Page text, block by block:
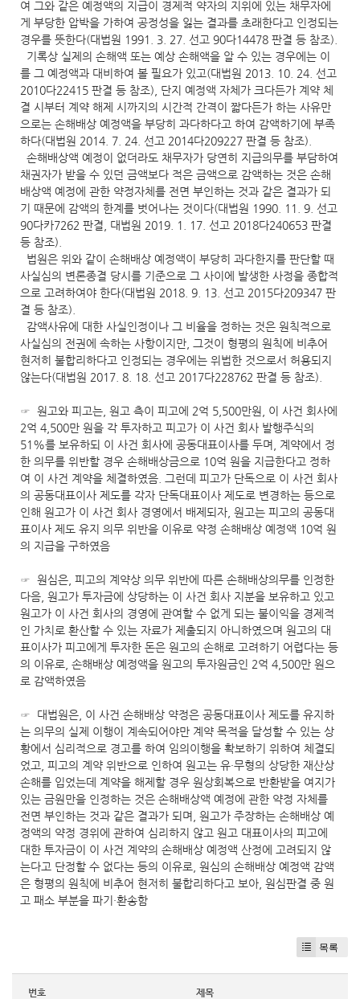
여 그와 같은 예정액의 지급이 경제적 약자의 지위에 있는 채무자에
게 부당한 압박을 가하여 공정성을 잃는 결과를 초래한다고 인정되는
경우를 뜻한다(대법원 1991. 3. 27. 선고 90다14478 판결 등 참조).
기록상 실제의 손해액 또는 예상 손해액을 알 수 있는 경우에는 이
를 그 예정액과 대비하여 볼 필요가 있고(대법원 2013. 10. 24. 선고
2010다22415 판결 등 참조), 단지 예정액 자체가 크다든가 계약 체
결 시부터 계약 해제 시까지의 시간적 간격이 짧다든가 하는 사유만
으로는 손해배상 예정액을 부당히 과다하다고 하여 감액하기에 부족
하다(대법원 2014. 7. 24. 선고 2014다209227 판결 등 참조).
손해배상액 예정이 없더라도 채무자가 당연히 지급의무를 부담하여
채권자가 받을 수 있던 금액보다 적은 금액으로 감액하는 것은 손해
배상액 예정에 관한 약정자체를 전면 부인하는 것과 같은 결과가 되
기 때문에 감액의 한계를 벗어나는 것이다(대법원 1990. 11. 9. 선고
90다카7262 판결, 대법원 2019. 1. 17. 선고 2018다240653 판결
등 참조).
법원은 위와 같이 손해배상 예정액이 부당히 과다한지를 판단할 때
사실심의 변론종결 당시를 기준으로 그 사이에 발생한 사정을 종합적
으로 고려하여야 한다(대법원 2018. 9. 13. 선고 2015다209347 판
결 등 참조).
감액사유에 대한 사실인정이나 그 비율을 정하는 것은 원칙적으로
사실심의 전권에 속하는 사항이지만, 그것이 형평의 원칙에 비추어
현저히 불합리하다고 인정되는 경우에는 위법한 것으로서 허용되지
않는다(대법원 2017. 8. 18. 선고 2017다228762 판결 등 참조).
☞ 원고와 피고는, 원고 측이 피고에 2억 5,500만원, 이 사건 회사에
2억 4,500만 원을 각 투자하고 피고가 이 사건 회사 발행주식의
51%를 보유하되 이 사건 회사에 공동대표이사를 두며, 계약에서 정
한 의무를 위반할 경우 손해배상금으로 10억 원을 지급한다고 정하
여 이 사건 계약을 체결하였음. 그런데 피고가 단독으로 이 사건 회사
의 공동대표이사 제도를 각자 단독대표이사 제도로 변경하는 등으로
인해 원고가 이 사건 회사 경영에서 배제되자, 원고는 피고의 공동대
표이사 제도 유지 의무 위반을 이유로 약정 손해배상 예정액 10억 원
의 지급을 구하였음
☞ 원심은, 피고의 계약상 의무 위반에 따른 손해배상의무를 인정한
다음, 원고가 투자금에 상당하는 이 사건 회사 지분을 보유하고 있고
원고가 이 사건 회사의 경영에 관여할 수 없게 되는 불이익을 경제적
인 가치로 환산할 수 있는 자료가 제출되지 아니하였으며 원고의 대
표이사가 피고에게 투자한 돈은 원고의 손해로 고려하기 어렵다는 등
의 이유로, 손해배상 예정액을 원고의 투자원금인 2억 4,500만 원으
로 감액하였음
☞ 대법원은, 이 사건 손해배상 약정은 공동대표이사 제도를 유지하
는 의무의 실제 이행이 계속되어야만 계약 목적을 달성할 수 있는 상
황에서 심리적으로 경고를 하여 임의이행을 확보하기 위하여 체결되
었고, 피고의 계약 위반으로 인하여 원고는 유·무형의 상당한 재산상
손해를 입었는데 계약을 해제할 경우 원상회복으로 반환받을 여지가
있는 금원만을 인정하는 것은 손해배상액 예정에 관한 약정 자체를
전면 부인하는 것과 같은 결과가 되며, 원고가 주장하는 손해배상 예
정액의 약정 경위에 관하여 심리하지 않고 원고 대표이사의 피고에
대한 투자금이 이 사건 계약의 손해배상 예정액 산정에 고려되지 않
는다고 단정할 수 없다는 등의 이유로, 원심의 손해배상 예정액 감액
은 형평의 원칙에 비추어 현저히 불합리하다고 보아, 원심판결 중 원
고 패소 부분을 파기·환송함
목록
번호 제목